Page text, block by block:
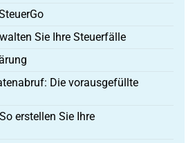
Sie Ihre Steuerfälle
Die vorausgefüllte
erstellen Sie Ihre